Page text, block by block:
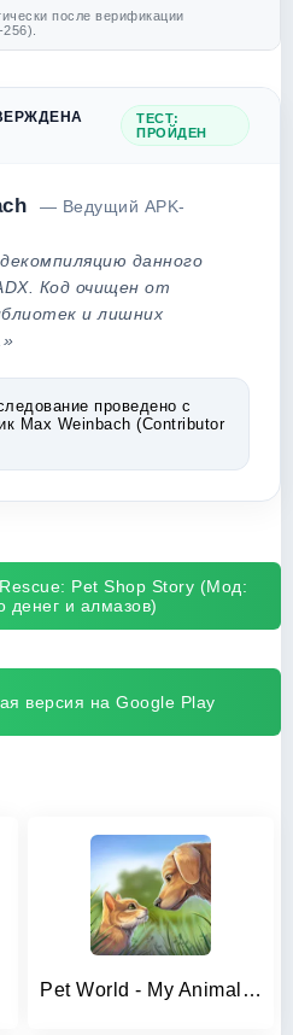
после верификации
ТЕСТ:
ПРОЙДЕН
— Ведущий APK-
данного
Код очищен от
и лишних
проведено с
Max Weinbach (Contributor
Pet Shop Story (Мод:
денег и алмазов)
версия на Google Play
Pet World - My Animal Shelter